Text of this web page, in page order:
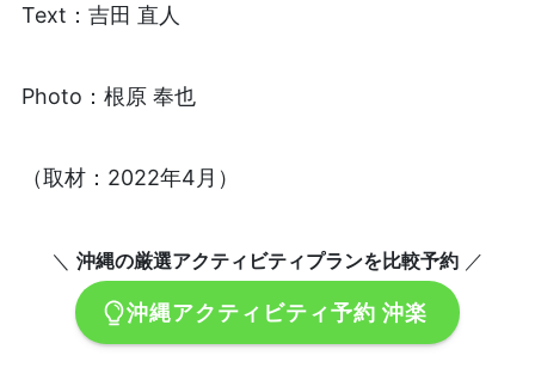
Text：吉田 直人
Photo：根原 奉也
（取材：2022年4月）
＼ 沖縄の厳選アクティビティプランを比較予約 ／
沖縄アクティビティ予約 沖楽